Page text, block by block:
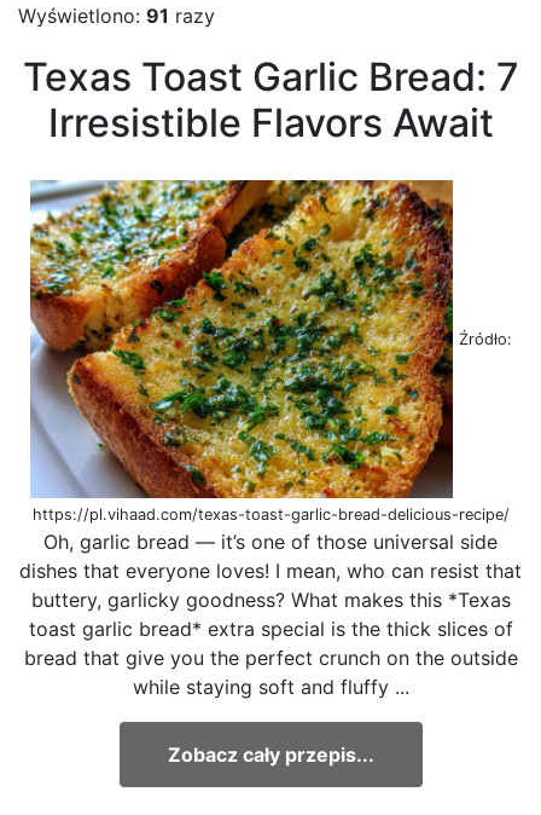
Wyświetlono: 91 razy
Texas Toast Garlic Bread: 7
Irresistible Flavors Await
Źródło:
https://pl.vihaad.com/texas-toast-garlic-bread-delicious-recipe/
Oh, garlic bread — it’s one of those universal side
dishes that everyone loves! I mean, who can resist that
buttery, garlicky goodness? What makes this *Texas
toast garlic bread* extra special is the thick slices of
bread that give you the perfect crunch on the outside
while staying soft and fluffy ...
Zobacz cały przepis...